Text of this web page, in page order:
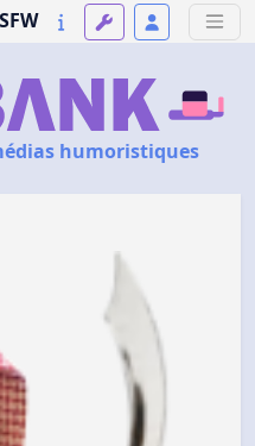
humoristiques